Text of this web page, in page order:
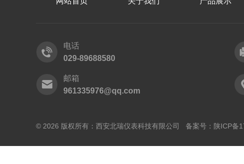
电话
029-89688580
邮箱
961335976@qq.com
© 2026 版权所有：西安北瑞仪表科技有限公司 备案号： 陕ICP备